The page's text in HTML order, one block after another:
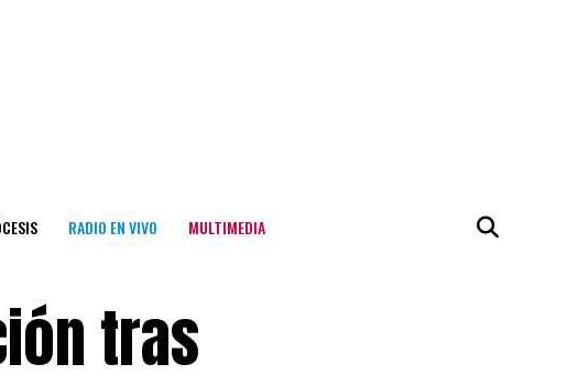
RADIO EN VIVO MULTIMEDIA
tras